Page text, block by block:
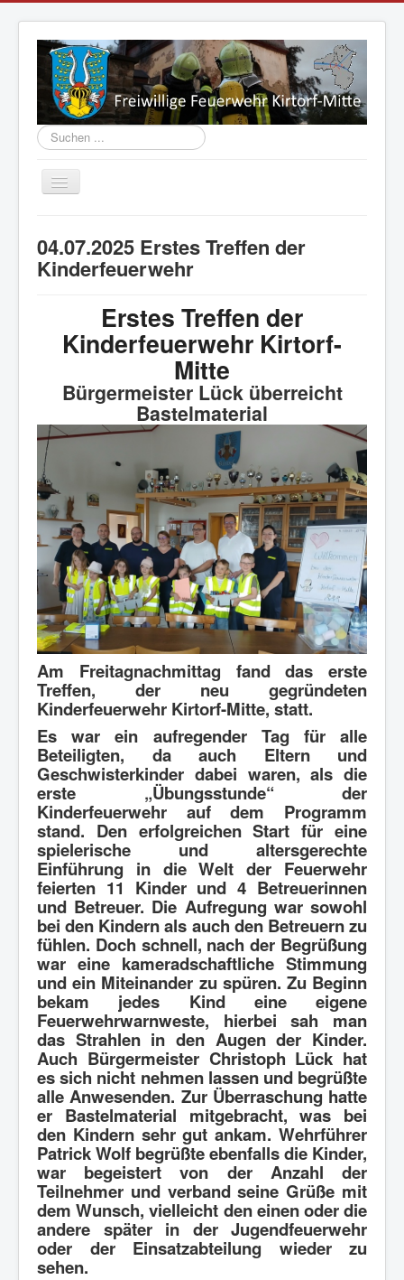
Suchen
...
Navigation
an/aus
Vorstand
Fahrzeuge
Mitglied werden
Übungspläne
Impressum und Datenschutz
04.07.2025 Erstes Treffen der
Kinderfeuerwehr
Erstes Treffen der
Kinderfeuerwehr Kirtorf-
Mitte
Bürgermeister Lück überreicht
Bastelmaterial
Am Freitagnachmittag fand das erste
Treffen, der neu gegründeten
Kinderfeuerwehr Kirtorf-Mitte, statt.
Es war ein aufregender Tag für alle
Beteiligten, da auch Eltern und
Geschwisterkinder dabei waren, als die
erste „Übungsstunde“ der
Kinderfeuerwehr auf dem Programm
stand. Den erfolgreichen Start für eine
spielerische und altersgerechte
Einführung in die Welt der Feuerwehr
feierten 11 Kinder und 4 Betreuerinnen
und Betreuer. Die Aufregung war sowohl
bei den Kindern als auch den Betreuern zu
fühlen. Doch schnell, nach der Begrüßung
war eine kameradschaftliche Stimmung
und ein Miteinander zu spüren. Zu Beginn
bekam jedes Kind eine eigene
Feuerwehrwarnweste, hierbei sah man
das Strahlen in den Augen der Kinder.
Auch Bürgermeister Christoph Lück hat
es sich nicht nehmen lassen und begrüßte
alle Anwesenden. Zur Überraschung hatte
er Bastelmaterial mitgebracht, was bei
den Kindern sehr gut ankam. Wehrführer
Patrick Wolf begrüßte ebenfalls die Kinder,
war begeistert von der Anzahl der
Teilnehmer und verband seine Grüße mit
dem Wunsch, vielleicht den einen oder die
andere später in der Jugendfeuerwehr
oder der Einsatzabteilung wieder zu
sehen.